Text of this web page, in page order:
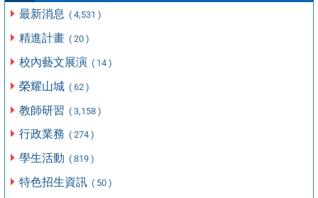
最新消息 ( 4,531 )
精進計畫 ( 20 )
校內藝文展演 ( 14 )
榮耀山城 ( 62 )
教師研習 ( 3,158 )
行政業務 ( 274 )
學生活動 ( 819 )
特色招生資訊 ( 50 )